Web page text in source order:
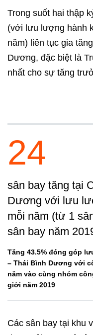
Trong suốt hai thập
(với lưu lượng hành
năm) liên tục gia
Dương, đặc biệt là
nhất cho sự tăng
24
sân bay tăng tại
Dương với lưu
mỗi năm (từ 1
sân bay năm
Tăng 43.5% đóng góp
– Thái Bình Dương với
năm vào cùng nhóm
giới năm 2019
Các sân bay tại khu